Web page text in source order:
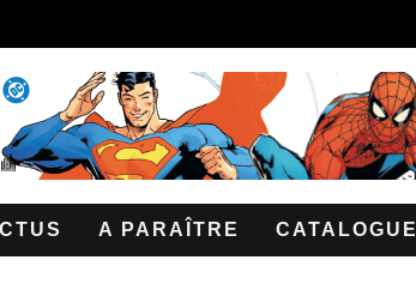
A PARAÎTRE CATALOGUE